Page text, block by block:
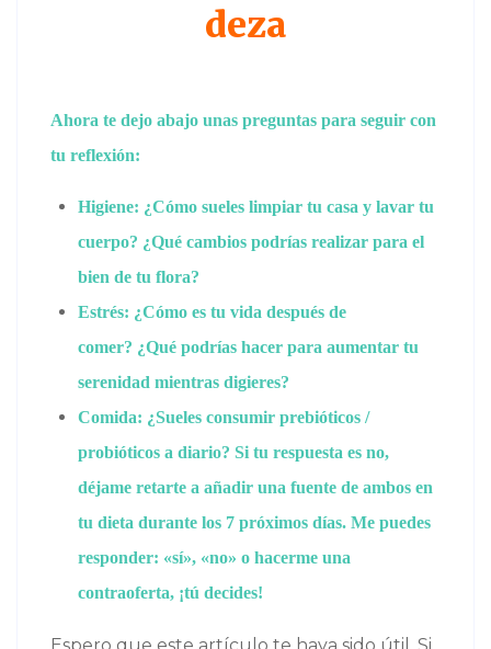
deza
Ahora te dejo abajo unas preguntas para seguir con
tu reflexión:
Higiene: ¿Cómo sueles limpiar tu casa y lavar tu
cuerpo? ¿Qué cambios podrías realizar para el
bien de tu flora?
Estrés: ¿Cómo es tu vida después de
comer? ¿Qué podrías hacer para aumentar tu
serenidad mientras digieres?
Comida: ¿Sueles consumir prebióticos /
probióticos a diario? Si tu respuesta es no,
déjame retarte a añadir una fuente de ambos en
tu dieta durante los 7 próximos días. Me puedes
responder: «sí», «no» o hacerme una
contraoferta, ¡tú decides!
Espero que este artículo te haya sido útil. Si